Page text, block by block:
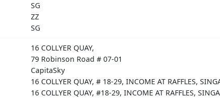
SG
ZZ
SG
16 COLLYER QUAY,
79 Robinson Road # 07-01
CapitaSky
16 COLLYER QUAY, # 18-29, INCOME AT RAFFLES,
16 COLLYER QUAY, #18-29, INCOME AT RAFFLES,